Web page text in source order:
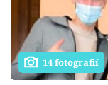
14 fotografií